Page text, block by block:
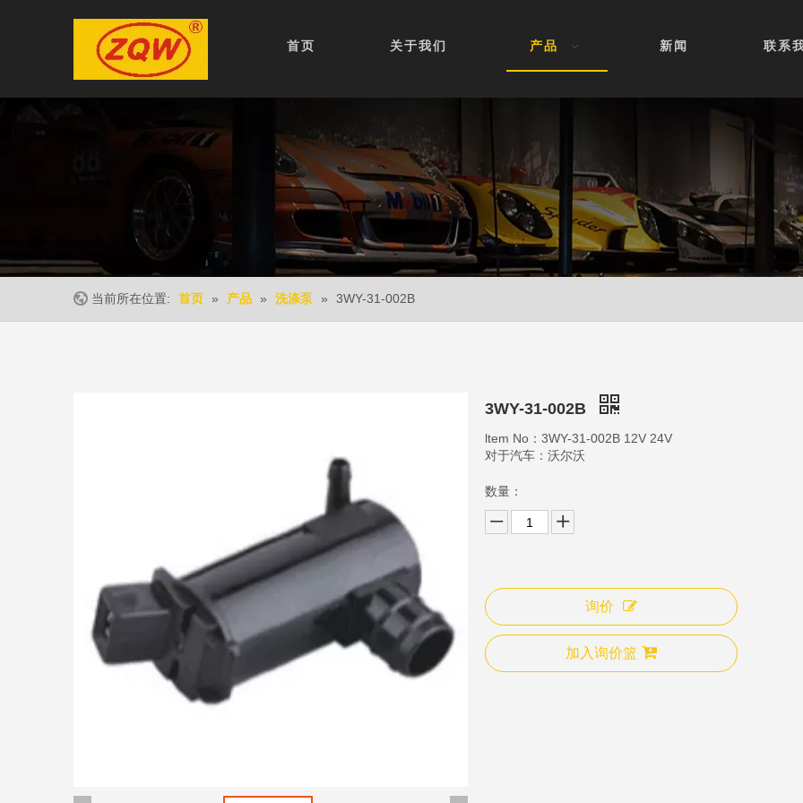
首页 关于我们 产品 新闻 联系
当前所在位置: 首页 » 产品 » 洗涤泵 » 3WY-31-002B
3WY-31-002B
ltem No：3WY-31-002B 12V 24V
对于汽车：沃尔沃
数量：
询价
加入询价篮
3WY-31-009B